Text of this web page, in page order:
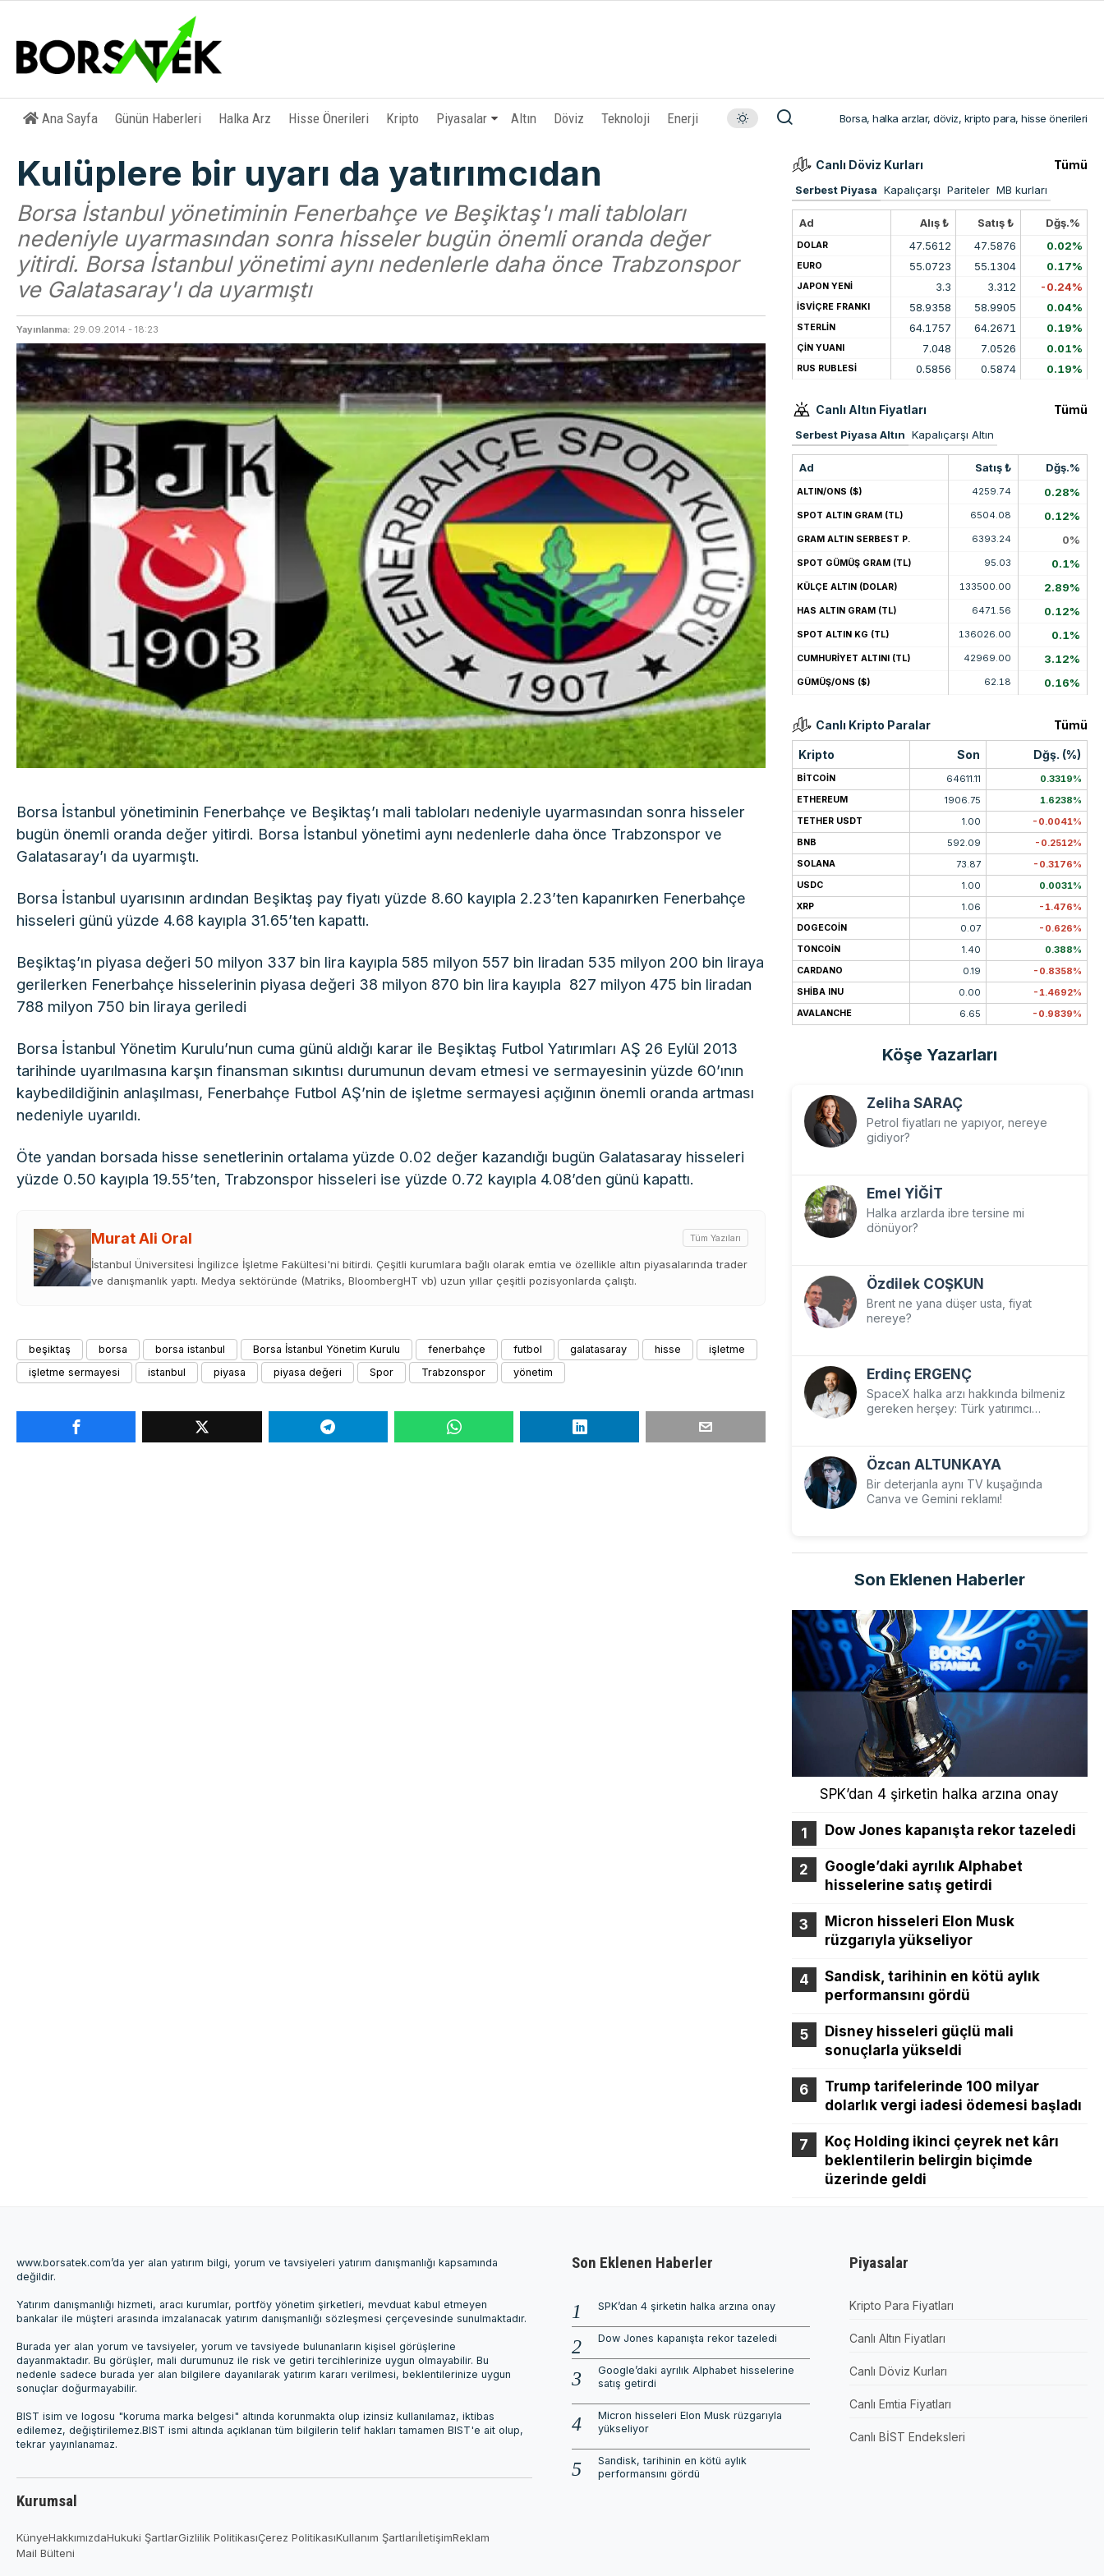
Ana Sayfa Günün Haberleri Halka Arz Hisse Önerileri Kripto Piyasalar Altın Döviz Teknoloji Enerji Borsa, halka arzlar, döviz, kripto para, hisse önerileri
Kulüplere bir uyarı da yatırımcıdan
Borsa İstanbul yönetiminin Fenerbahçe ve Beşiktaş'ı mali tabloları
nedeniyle uyarmasından sonra hisseler bugün önemli oranda değer
yitirdi. Borsa İstanbul yönetimi aynı nedenlerle daha önce Trabzonspor
ve Galatasaray'ı da uyarmıştı
Yayınlanma: 29.09.2014 - 18:23
Borsa İstanbul yönetiminin Fenerbahçe ve Beşiktaş’ı mali tabloları nedeniyle uyarmasından sonra hisseler
bugün önemli oranda değer yitirdi. Borsa İstanbul yönetimi aynı nedenlerle daha önce Trabzonspor ve
Galatasaray’ı da uyarmıştı.
Borsa İstanbul uyarısının ardından Beşiktaş pay fiyatı yüzde 8.60 kayıpla 2.23’ten kapanırken Fenerbahçe
hisseleri günü yüzde 4.68 kayıpla 31.65’ten kapattı.
Beşiktaş’ın piyasa değeri 50 milyon 337 bin lira kayıpla 585 milyon 557 bin liradan 535 milyon 200 bin liraya
gerilerken Fenerbahçe hisselerinin piyasa değeri 38 milyon 870 bin lira kayıpla 827 milyon 475 bin liradan
788 milyon 750 bin liraya geriledi
Borsa İstanbul Yönetim Kurulu’nun cuma günü aldığı karar ile Beşiktaş Futbol Yatırımları AŞ 26 Eylül 2013
tarihinde uyarılmasına karşın finansman sıkıntısı durumunun devam etmesi ve sermayesinin yüzde 60’ının
kaybedildiğinin anlaşılması, Fenerbahçe Futbol AŞ’nin de işletme sermayesi açığının önemli oranda artması
nedeniyle uyarıldı.
Öte yandan borsada hisse senetlerinin ortalama yüzde 0.02 değer kazandığı bugün Galatasaray hisseleri
yüzde 0.50 kayıpla 19.55’ten, Trabzonspor hisseleri ise yüzde 0.72 kayıpla 4.08’den günü kapattı.
Murat Ali Oral Tüm Yazıları
İstanbul Üniversitesi İngilizce İşletme Fakültesi'ni bitirdi. Çeşitli kurumlara bağlı olarak emtia ve özellikle altın piyasalarında trader
ve danışmanlık yaptı. Medya sektöründe (Matriks, BloombergHT vb) uzun yıllar çeşitli pozisyonlarda çalıştı.
beşiktaş borsa borsa istanbul Borsa İstanbul Yönetim Kurulu fenerbahçe futbol galatasaray hisse
işletme
işletme sermayesi
istanbul piyasa piyasa değeri Spor Trabzonspor yönetim
Canlı Döviz Kurları Tümü
Serbest Piyasa Kapalıçarşı Pariteler MB kurları
Ad Alış ₺ Satış ₺ Dğş.%
DOLAR 47.5612 47.5876 0.02%
EURO 55.0723 55.1304 0.17%
JAPON YENİ 3.3 3.312 -0.24%
İSVİÇRE FRANKI 58.9358 58.9905 0.04%
STERLİN 64.1757 64.2671 0.19%
ÇİN YUANI 7.048 7.0526 0.01%
RUS RUBLESİ 0.5856 0.5874 0.19%
Canlı Altın Fiyatları Tümü
Serbest Piyasa Altın Kapalıçarşı Altın
Ad Satış ₺ Dğş.%
ALTIN/ONS ($) 4259.74 0.28%
SPOT ALTIN GRAM (TL) 6504.08 0.12%
GRAM ALTIN SERBEST P. 6393.24 0%
SPOT GÜMÜŞ GRAM (TL) 95.03 0.1%
KÜLÇE ALTIN (DOLAR) 133500.00 2.89%
HAS ALTIN GRAM (TL) 6471.56 0.12%
SPOT ALTIN KG (TL) 136026.00 0.1%
CUMHURİYET ALTINI (TL) 42969.00 3.12%
GÜMÜŞ/ONS ($) 62.18 0.16%
Canlı Kripto Paralar Tümü
Kripto Son Dğş. (%)
BITCOIN 64611.11 0.3319%
ETHEREUM 1906.75 1.6238%
TETHER USDT 1.00 -0.0041%
BNB 592.09 -0.2512%
SOLANA 73.87 -0.3176%
USDC 1.00 0.0031%
XRP 1.06 -1.476%
DOGECOIN 0.07 -0.626%
TONCOIN 1.40 0.388%
CARDANO 0.19 -0.8358%
SHIBA INU 0.00 -1.4692%
AVALANCHE 6.65 -0.9839%
Köşe Yazarları
Zeliha SARAÇ
Petrol fiyatları ne yapıyor, nereye
gidiyor?
Emel YİĞİT
Halka arzlarda ibre tersine mi
dönüyor?
Özdilek COŞKUN
Brent ne yana düşer usta, fiyat
nereye?
Erdinç ERGENÇ
SpaceX halka arzı hakkında bilmeniz
gereken herşey: Türk yatırımcı
Özcan ALTUNKAYA
Bir deterjanla aynı TV kuşağında
Canva ve Gemini reklamı!
Son Eklenen Haberler
SPK’dan 4 şirketin halka arzına onay
Dow Jones kapanışta rekor tazeledi
Google’daki ayrılık Alphabet
hisselerine satış getirdi
Micron hisseleri Elon Musk
rüzgarıyla yükseliyor
Sandisk, tarihinin en kötü aylık
performansını gördü
Disney hisseleri güçlü mali
sonuçlarla yükseldi
Trump tarifelerinde 100 milyar
dolarlık vergi iadesi ödemesi başladı
Koç Holding ikinci çeyrek net kârı
beklentilerin belirgin biçimde
üzerinde geldi
www.borsatek.com’da yer alan yatırım bilgi, yorum ve tavsiyeleri yatırım danışmanlığı kapsamında
değildir.
Yatırım danışmanlığı hizmeti, aracı kurumlar, portföy yönetim şirketleri, mevduat kabul etmeyen
bankalar ile müşteri arasında imzalanacak yatırım danışmanlığı sözleşmesi çerçevesinde sunulmaktadır.
Burada yer alan yorum ve tavsiyeler, yorum ve tavsiyede bulunanların kişisel görüşlerine
dayanmaktadır. Bu görüşler, mali durumunuz ile risk ve getiri tercihlerinize uygun olmayabilir. Bu
nedenle sadece burada yer alan bilgilere dayanılarak yatırım kararı verilmesi, beklentilerinize uygun
sonuçlar doğurmayabilir.
BIST isim ve logosu "koruma marka belgesi" altında korunmakta olup izinsiz kullanılamaz, iktibas
edilemez, değiştirilemez.BIST ismi altında açıklanan tüm bilgilerin telif hakları tamamen BIST'e ait olup,
tekrar yayınlanamaz.
Kurumsal
KünyeHakkımızdaHukuki ŞartlarGizlilik PolitikasıÇerez PolitikasıKullanım ŞartlarıİletişimReklam
Mail Bülteni
Son Eklenen Haberler
SPK’dan 4 şirketin halka arzına onay
Dow Jones kapanışta rekor tazeledi
Google’daki ayrılık Alphabet hisselerine
satış getirdi
Micron hisseleri Elon Musk rüzgarıyla
yükseliyor
Sandisk, tarihinin en kötü aylık
performansını gördü
Piyasalar
Kripto Para Fiyatları
Canlı Altın Fiyatları
Canlı Döviz Kurları
Canlı Emtia Fiyatları
Canlı BİST Endeksleri